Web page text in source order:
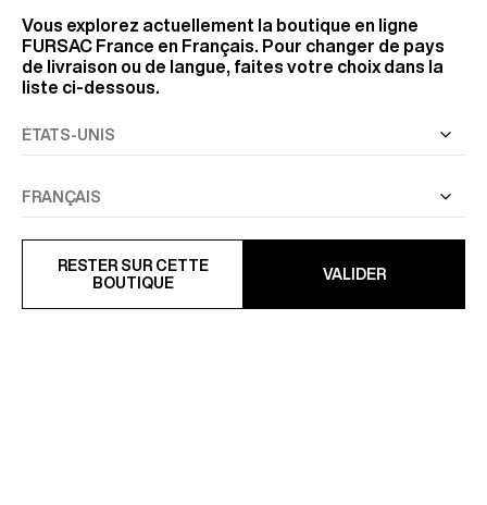
PARKA EN TISSU TECHNIQUE
Vous explorez actuellement la boutique en ligne
FURSAC France en Français. Pour changer de pays
de livraison ou de langue, faites votre choix dans la
liste ci-dessous.
RESTER SUR CETTE
BOUTIQUE
VALIDER